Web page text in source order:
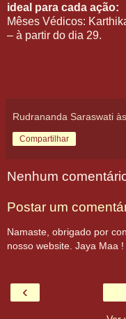
ideal para cada ação:
Mêses Védicos:
– à partir do dia 29.
Rudrananda Saraswati às
Compartilhar
Nenhum
Postar um
Namaste, obrigado por
nosso website. Jaya Maa !
‹